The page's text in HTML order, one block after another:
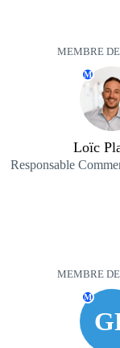
MEMBRE
M
Loïc
Responsable
MEMBRE
M